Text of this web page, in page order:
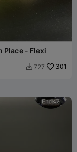
Place - Flexi
 727 301